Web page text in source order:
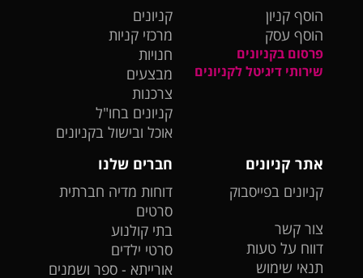
הוסף קניון
הוסף עסק
פרסום בקניונים
שירותי דיגיטל לקניונים
קניונים
מרכזי קניות
חנויות
מבצעים
צרכנות
קניונים בחו"ל
אוכל ובישול בקניונים
אתר קניונים
קניונים בפייסבוק
צור קשר
דווח על טעות
תנאי שימוש
חברים שלנו
דוחות מדיה חברתית
סרטים
בתי קולנוע
סרטי ילדים
אורייתא - ספר ושמנים